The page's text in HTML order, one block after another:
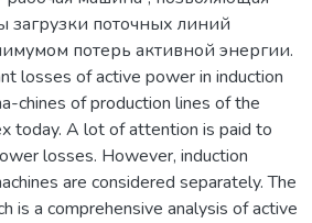
загрузки поточных линий
потерь активной энергии.
losses of active power in induction
chines of production lines of the
today. A lot of attention is paid to
losses. However, induction
are considered separately. The
is a comprehensive analysis of active